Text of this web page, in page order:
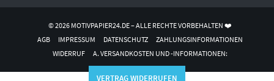
© 2026 MOTIVPAPIER24.DE – ALLE RECHTE VORBEHALTEN ❤️
AGB
IMPRESSUM DATENSCHUTZ
ZAHLUNGSINFORMATIONEN
WIDERRUF
A. VERSANDKOSTEN UND -INFORMATIONEN:
VERTRAG WIDERRUFEN